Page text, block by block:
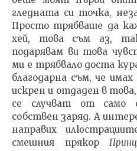
гледната си точка,
Просто трябваше да
хей, това съм аз,
подарявам ви това
ми е трябвало доста
благодарна съм, че
искрен и отдаден в
се случват от само
собствен заряд. А
направих
смешния прякор